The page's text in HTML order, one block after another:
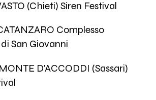
(Chieti) Siren Festival
Complesso
San Giovanni
D'ACCODDI (Sassari)